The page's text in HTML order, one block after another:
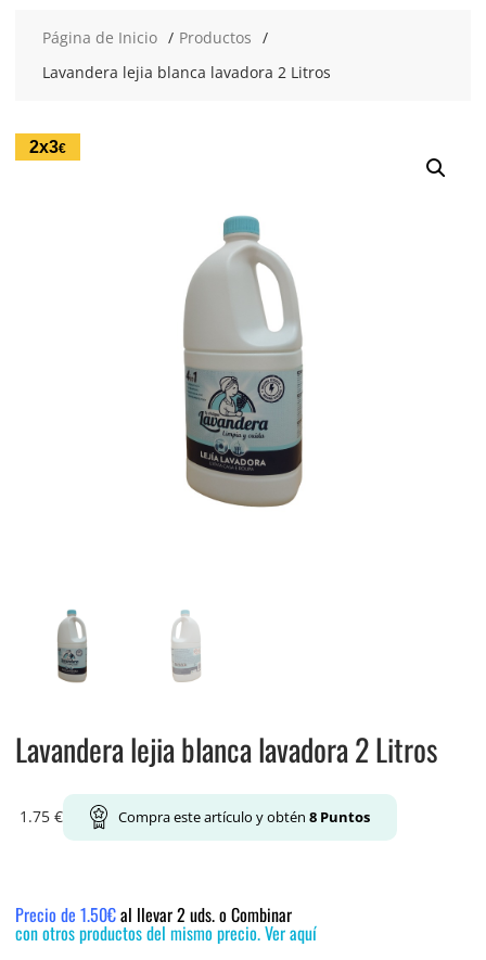
Página de Inicio
Productos
Lavandera lejia blanca lavadora 2 Litros
2x3€
Lavandera lejia blanca lavadora 2 Litros
1.75 € Compra este artículo y obtén 8Puntos
Precio de 1.50€al llevar 2 uds. o Combinar
con otros productos del mismo precio. Ver aquí